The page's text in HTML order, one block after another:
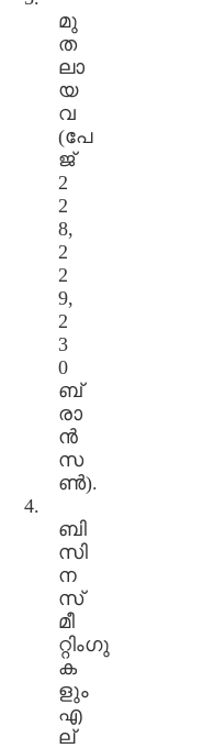
മു
ത
ലാ
യ
വ
(പേ
ജ്
2
2
8,
2
2
9,
2
3
0
ബ്
രാ
ൻ
സ
ൺ).
4.
ബി
സി
ന
സ്
മീ
റ്റിംഗു
ക
ളും
എ
ല്